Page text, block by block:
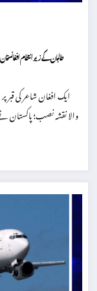
طالبان کے زیر انتظام
ایک افغان شاعر کی قبر
والا نقشہ نصب؛